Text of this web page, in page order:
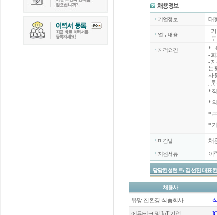
기업정보 대
업무내용
-
-
자격요건 *-
-
-
는
사
-
*
*
*
*
마감일 채
지원서류 이
담당컨설턴트: 김선진 대표
채용사
유망 친환경 식품회사
에듀테크 및 IoT 기업